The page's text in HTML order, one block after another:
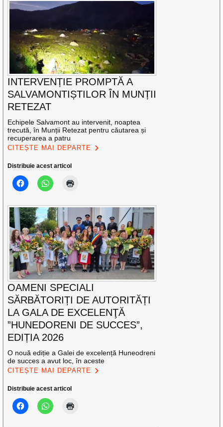
INTERVENȚIE PROMPTĂ A
SALVAMONTIȘTILOR ÎN MUNȚII
RETEZAT
Echipele Salvamont au intervenit, noaptea
trecută, în Munții Retezat pentru căutarea și
recuperarea a patru
CITEȘTE MAI DEPARTE
Distribuie acest articol
OAMENI SPECIALI
SĂRBĂTORIȚI DE AUTORITĂȚI
LA GALA DE EXCELENŢĂ
”HUNEDORENI DE SUCCES”,
EDIȚIA 2026
O nouă ediție a Galei de excelență Huneodreni
de succes a avut loc, în aceste
CITEȘTE MAI DEPARTE
Distribuie acest articol